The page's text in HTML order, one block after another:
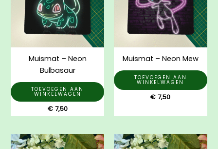
Muismat – Neon
Bulbasaur
TOEVOEGEN AAN
WINKELWAGEN
€7,50
Muismat – Neon Mew
TOEVOEGEN AAN
WINKELWAGEN
€ 7,50